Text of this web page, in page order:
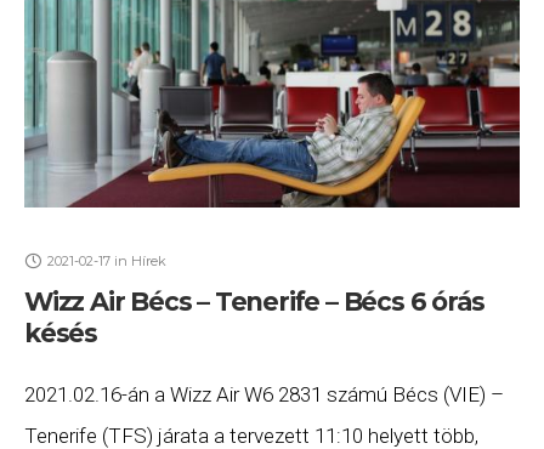
2021-02-17 in Hírek
Wizz Air Bécs – Tenerife – Bécs 6 órás
késés
2021.02.16-án a Wizz Air W6 2831 számú Bécs (VIE) –
Tenerife (TFS) járata a tervezett 11:10 helyett több,